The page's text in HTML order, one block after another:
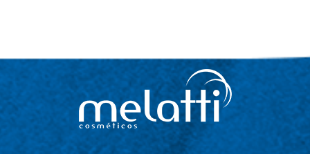
SHAMPOO MANUTENÇÃO
TESOURAS
TONALIZANTES
DEPILAÇÃO